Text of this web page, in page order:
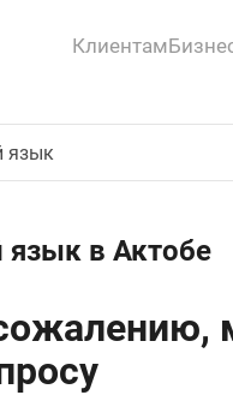
Клиентам
язык в Актобе